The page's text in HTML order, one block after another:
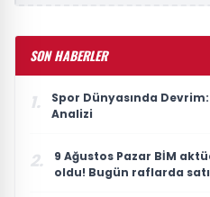
SON HABERLER
1.
Spor Dünyasında
Analizi
2.
9 Ağustos Pazar BİM
oldu! Bugün raflarda